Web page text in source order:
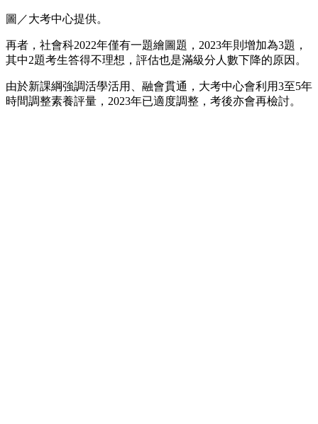
圖／大考中心提供。
再者，社會科2022年僅有一題繪圖題，2023年則增加為3題，
其中2題考生答得不理想，評估也是滿級分人數下降的原因。
由於新課綱強調活學活用、融會貫通，大考中心會利用3至5年
時間調整素養評量，2023年已適度調整，考後亦會再檢討。